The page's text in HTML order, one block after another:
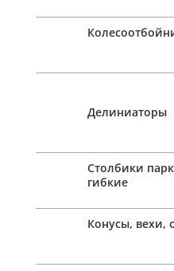
Делиниаторы
Столбики
гибкие
Конусы, вехи,